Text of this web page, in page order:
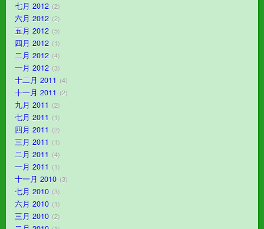
七月 2012 2
六月 2012 2
五月 2012 5
四月 2012 1
二月 2012 4
一月 2012 3
十二月 2011 4
十一月 2011 2
九月 2011 2
七月 2011 1
四月 2011 2
三月 2011 1
二月 2011 4
一月 2011 1
十一月 2010 3
七月 2010 3
六月 2010 1
三月 2010 2